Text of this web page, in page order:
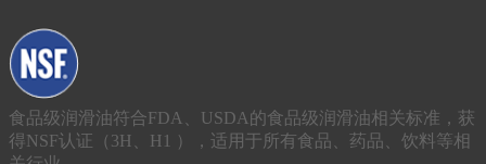
食品级润滑油符合FDA、USDA的食品级润滑油相关标准，获
得NSF认证（3H、H1 ），适用于所有食品、药品、饮料等相